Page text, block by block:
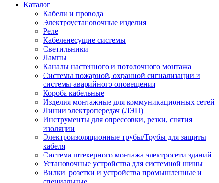
Каталог
Кабели и провода
Электроустановочные изделия
Реле
Кабеленесущие системы
Светильники
Лампы
Каналы настенного и потолочного монтажа
Системы пожарной, охранной сигнализации и
системы аварийного оповещения
Короба кабельные
Изделия монтажные для коммуникационных сетей
Линии электропередач (ЛЭП)
Инструменты для опрессовки, резки, снятия
изоляции
Электроизоляционные трубы/Трубы для защиты
кабеля
Система штекерного монтажа электросети зданий
Установочные устройства для системной шины
Вилки, розетки и устройства промышленные и
специальные